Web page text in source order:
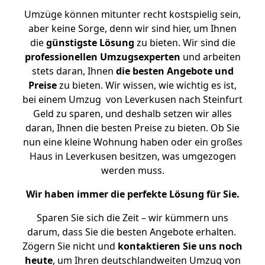
Umzüge können mitunter recht kostspielig sein,
aber keine Sorge, denn wir sind hier, um Ihnen
diegünstigste Lösung zu bieten. Wir sind die
professionellen Umzugsexperten und arbeiten
stets daran, Ihnen die besten Angebote und
Preisezu bieten. Wir wissen, wie wichtig es ist,
bei einem Umzug von Leverkusen nach Steinfurt
Geld zu sparen, und deshalb setzen wir alles
daran, Ihnen die besten Preise zu bieten. Ob Sie
nun eine kleine Wohnung haben oder ein großes
Haus in Leverkusen besitzen, was umgezogen
werden muss.
Wir haben immer die perfekte Lösung für Sie.
Sparen Sie sich die Zeit – wir kümmern uns
darum, dass Sie die besten Angebote erhalten.
Zögern Sie nicht und kontaktieren Sie uns noch
heute, um Ihren deutschlandweiten Umzug von